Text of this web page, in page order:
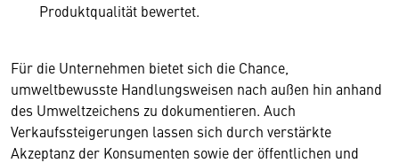
Produktqualität bewertet.
Für die Unternehmen bietet sich die Chance,
umweltbewusste Handlungsweisen nach außen hin anhand
des Umweltzeichens zu dokumentieren. Auch
Verkaufssteigerungen lassen sich durch verstärkte
Akzeptanz der Konsumenten sowie der öffentlichen und